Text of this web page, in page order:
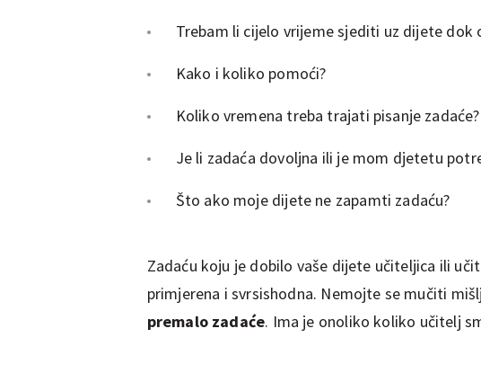
Trebam li cijelo vrijeme sjediti uz dijete dok
Kako i koliko pomoći?
Koliko vremena treba trajati pisanje zadaće?
Je li zadaća dovoljna ili je mom djetetu
Što ako moje dijete ne zapamti zadaću?
Zadaću koju je dobilo vaše dijete učiteljica ili
primjerena i svrsishodna. Nemojte se mučiti
premalo zadaće. Ima je onoliko koliko učitelj